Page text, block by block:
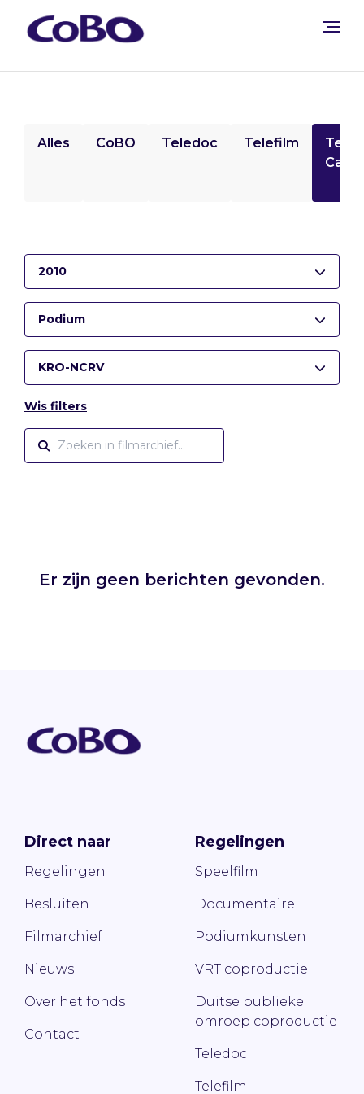
Alles CoBO Teledoc Telefilm
2010
Podium
KRO-NCRV
Wis filters
Er zijn geen berichten gevonden.
Direct naar
Regelingen
Besluiten
Filmarchief
Nieuws
Over het fonds
Contact
Regelingen
Speelfilm
Documentaire
Podiumkunsten
VRT coproductie
Duitse publieke
omroep coproductie
Teledoc
Telefilm